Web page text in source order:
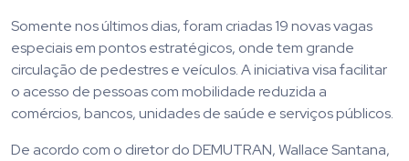
Somente nos últimos dias, foram criadas 19 novas vagas
especiais em pontos estratégicos, onde tem grande
circulação de pedestres e veículos. A iniciativa visa facilitar
o acesso de pessoas com mobilidade reduzida a
comércios, bancos, unidades de saúde e serviços públicos.
De acordo com o diretor do DEMUTRAN, Wallace Santana,